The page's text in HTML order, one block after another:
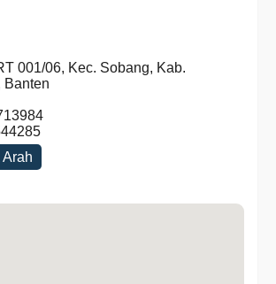
001/06, Kec. Sobang, Kab.
Banten